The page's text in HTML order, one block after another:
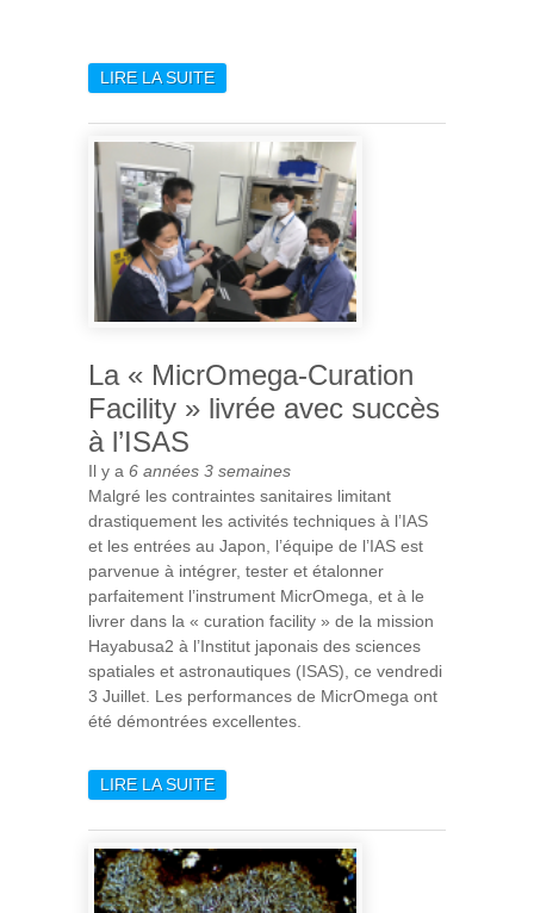
LIRE LA SUITEDE PREMIÈRES IMAGES DE
La « MicrOmega-Curation
Facility » livrée avec succès
à l’ISAS
Il y a 6 années 3 semaines
Malgré les contraintes sanitaires limitant
drastiquement les activités techniques à l’IAS
et les entrées au Japon, l’équipe de l’IAS est
parvenue à intégrer, tester et étalonner
parfaitement l’instrument MicrOmega, et à le
livrer dans la « curation facility » de la mission
Hayabusa2 à l’Institut japonais des sciences
spatiales et astronautiques (ISAS), ce vendredi
3 Juillet. Les performances de MicrOmega ont
été démontrées excellentes.
LIRE LA SUITEDE LA « MICROMEGA-
LIVRÉE AVEC SUCCÈS À
L’ISAS